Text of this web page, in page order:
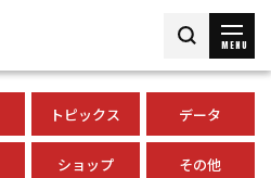
MENU
トピックス データ
ショップ その他